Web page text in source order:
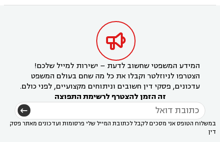

המידע המשפטי שחשוב לדעת – ישירות למייל שלכם!
הצטרפו לניוזלטר וקבלו את כל מה שחם בעולם המשפט
עדכונים, פסקי דין חשובים וניתוחים מקצועיים, לפני כולם.
זה הזמן להצטרף לרשימת התפוצה
במשלוח הטופס אני מסכים לקבל לכתובת המייל שלי פרסומות ועדכונים מאתר פסק
דין